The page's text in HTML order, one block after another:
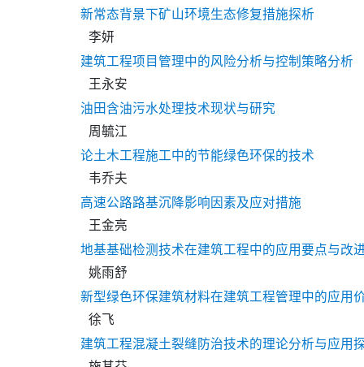
新常态背景下矿山环境生态修复措施探析
李妍
建筑工程项目管理中的风险分析与控制策略分析
王永安
油田含油污水处理技术现状与研究
周毓江
论土木工程施工中的节能绿色环保的技术
韦乔夫
高速公路路基沉降影响因素及应对措施
王金亮
地基基础检测技术在建筑工程中的应用要点与改
姚雨舒
新型绿色环保建筑材料在建筑工程管理中的应用
徐飞
建筑工程混凝土裂缝防治技术的理论分析与应用